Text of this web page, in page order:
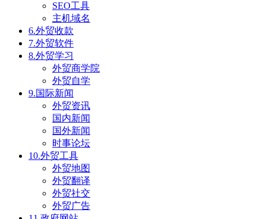
SEO工具
主机域名
6.外贸收款
7.外贸软件
8.外贸学习
外贸商学院
外贸自学
9.国际新闻
外贸资讯
国内新闻
国外新闻
时事论坛
10.外贸工具
外贸地图
外贸翻译
外贸社交
外贸广告